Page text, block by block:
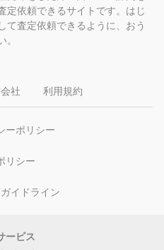
定依頼できるサイトです。はじ
て査定依頼できるように、おう
社 利用規約
ーポリシー
リシー
イドライン
ービス